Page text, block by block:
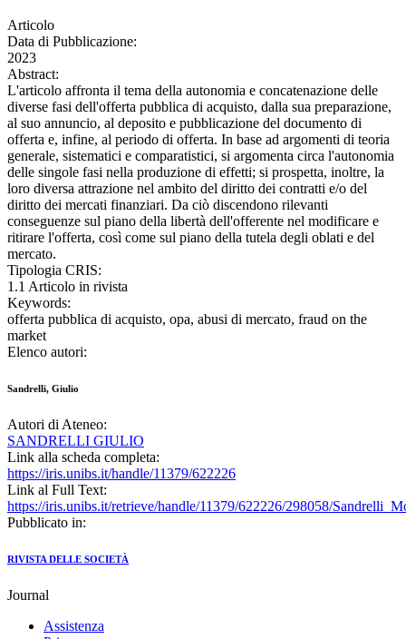
Articolo
Data di Pubblicazione:
2023
Abstract:
L'articolo affronta il tema della autonomia e concatenazione delle
diverse fasi dell'offerta pubblica di acquisto, dalla sua preparazione,
al suo annuncio, al deposito e pubblicazione del documento di
offerta e, infine, al periodo di offerta. In base ad argomenti di teoria
generale, sistematici e comparatistici, si argomenta circa l'autonomia
delle singole fasi nella produzione di effetti; si prospetta, inoltre, la
loro diversa attrazione nel ambito del diritto dei contratti e/o del
diritto dei mercati finanziari. Da ciò discendono rilevanti
conseguenze sul piano della libertà dell'offerente nel modificare e
ritirare l'offerta, così come sul piano della tutela degli oblati e del
mercato.
Tipologia CRIS:
1.1 Articolo in rivista
Keywords:
offerta pubblica di acquisto, opa, abusi di mercato, fraud on the
market
Elenco autori:
Sandrelli, Giulio
Autori di Ateneo:
SANDRELLI GIULIO
Link alla scheda completa:
https://iris.unibs.it/handle/11379/622226
Link al Full Text:
https://iris.unibs.it/retrieve/handle/11379/622226/298058/
Pubblicato in:
RIVISTA DELLE SOCIETÀ
Journal
Assistenza